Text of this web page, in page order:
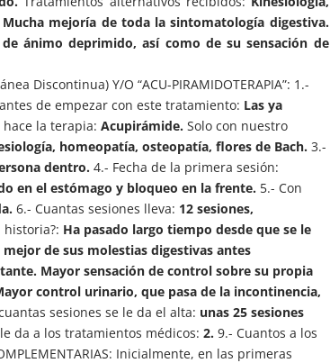
Mucha mejoría de toda la sintomatología digestiva.
ánimo deprimido, así como de su sensación de
Discontinua) Y/O “ACU-PIRAMIDOTERAPIA”: 1.-
de empezar con este tratamiento: Las ya
hace la terapia:Acupirámide. Solo con nuestro
homeopatía, osteopatía, flores de Bach. 3.-
dentro. 4.- Fecha de la primera sesión:
en el estómago y bloqueo en la frente. 5.- Con
6.- Cuantas sesiones lleva: 12 sesiones,
Ha pasado largo tiempo desde que se le
de sus molestias digestivas antes
Mayor sensación de control sobre su propia
control urinario, que pasa de la incontinencia,
sesiones se le da el alta: unas 25 sesiones
da a los tratamientos médicos:2. 9.- Cuantos a los
Inicialmente, en las primeras